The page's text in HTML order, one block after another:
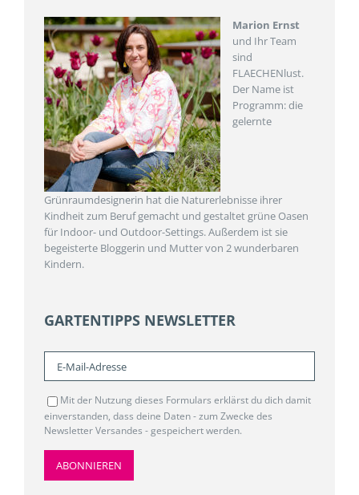
Marion Ernst
und Ihr Team
sind
FLAECHENlust.
Der Name ist
Programm: die
gelernte
Grünraumdesignerin hat die Naturerlebnisse ihrer
Kindheit zum Beruf gemacht und gestaltet grüne Oasen
für Indoor- und Outdoor-Settings. Außerdem ist sie
begeisterte Bloggerin und Mutter von 2 wunderbaren
Kindern.
GARTENTIPPS NEWSLETTER
Mit der Nutzung dieses Formulars erklärst du dich damit
einverstanden, dass deine Daten - zum Zwecke des
Newsletter Versandes - gespeichert werden.